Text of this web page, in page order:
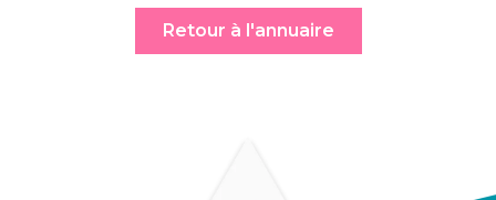
Retour à l'annuaire